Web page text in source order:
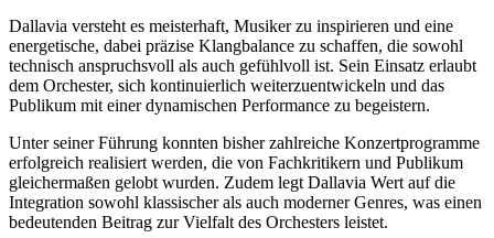
Dallavia versteht es meisterhaft, Musiker zu inspirieren und eine
energetische, dabei präzise Klangbalance zu schaffen, die sowohl
technisch anspruchsvoll als auch gefühlvoll ist. Sein Einsatz erlaubt
dem Orchester, sich kontinuierlich weiterzuentwickeln und das
Publikum mit einer dynamischen Performance zu begeistern.
Unter seiner Führung konnten bisher zahlreiche Konzertprogramme
erfolgreich realisiert werden, die von Fachkritikern und Publikum
gleichermaßen gelobt wurden. Zudem legt Dallavia Wert auf die
Integration sowohl klassischer als auch moderner Genres, was einen
bedeutenden Beitrag zur Vielfalt des Orchesters leistet.